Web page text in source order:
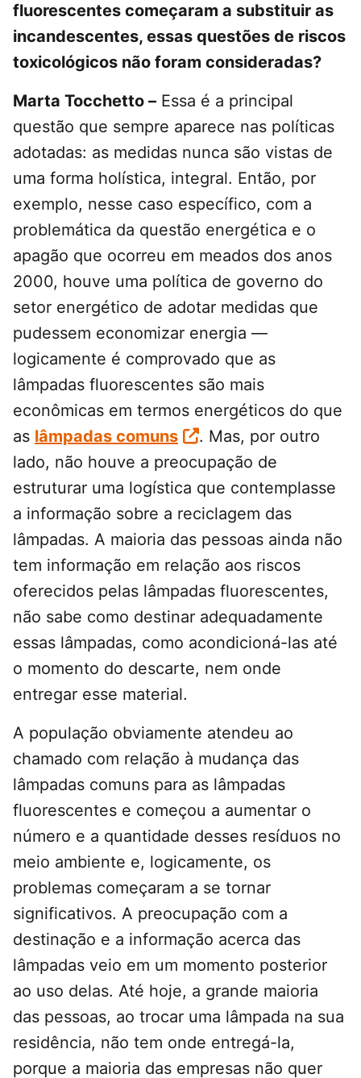
fluorescentes começaram a substituir as
incandescentes, essas questões de riscos
toxicológicos não foram consideradas?
Marta Tocchetto – Essa é a principal
questão que sempre aparece nas políticas
adotadas: as medidas nunca são vistas de
uma forma holística, integral. Então, por
exemplo, nesse caso específico, com a
problemática da questão energética e o
apagão que ocorreu em meados dos anos
2000, houve uma política de governo do
setor energético de adotar medidas que
pudessem economizar energia —
logicamente é comprovado que as
lâmpadas fluorescentes são mais
econômicas em termos energéticos do que
as lâmpadas comuns
. Mas, por outro
lado, não houve a preocupação de
estruturar uma logística que contemplasse
a informação sobre a reciclagem das
lâmpadas. A maioria das pessoas ainda não
tem informação em relação aos riscos
oferecidos pelas lâmpadas fluorescentes,
não sabe como destinar adequadamente
essas lâmpadas, como acondicioná-las até
o momento do descarte, nem onde
entregar esse material.
A população obviamente atendeu ao
chamado com relação à mudança das
lâmpadas comuns para as lâmpadas
fluorescentes e começou a aumentar o
número e a quantidade desses resíduos no
meio ambiente e, logicamente, os
problemas começaram a se tornar
significativos. A preocupação com a
destinação e a informação acerca das
lâmpadas veio em um momento posterior
ao uso delas. Até hoje, a grande maioria
das pessoas, ao trocar uma lâmpada na sua
residência, não tem onde entregá-la,
porque a maioria das empresas não quer